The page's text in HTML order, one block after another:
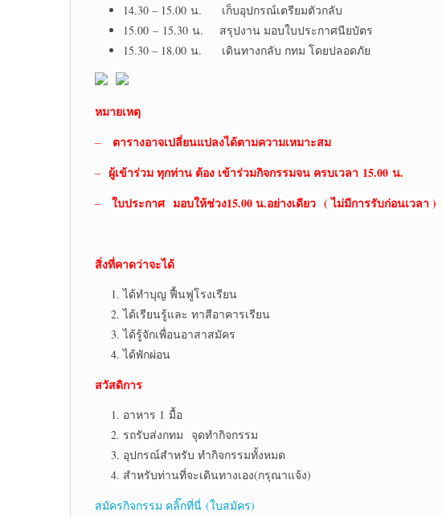
14.30 – 15.00 น. เก็บอุปกรณ์เตรียมตัวกลับ
15.00 – 15.30 น. สรุปงาน มอบใบประกาศนียบัตร
15.30 – 18.00 น. เดินทางกลับ กทม โดยปลอดภัย
หมายเหตุ
– ตารางอาจเปลี่ยนแปลงได้ตามความเหมาะสม
– ผู้เข้าร่วม ทุกท่าน ต้อง เข้าร่วมกิจกรรมจน ครบเวลา 15.00 น.
– ใบประกาศ มอบให้ช่วง15.00 น.อย่างเดียว ( ไม่มีการรับก่อนเวลา )
สิ่งที่คาดว่าจะได้
ได้ทำบุญ ฟื้นฟูโรงเรียน
ได้เรียนรู้และ ทาสีอาคารเรียน
ได้รู้จักเพื่อนอาสาสมัคร
ได้พักผ่อน
สวัสดิการ
อาหาร 1 มื้อ
รถรับส่งกทม จุดทำกิจกรรม
อุปกรณ์สำหรับ ทำกิจกรรมทั้งหมด
สำหรับท่านที่จะเดินทางเอง(กรุณาแจ้ง)
สมัครกิจกรรม คลิ๊กที่นี่ (ใบสมัคร)